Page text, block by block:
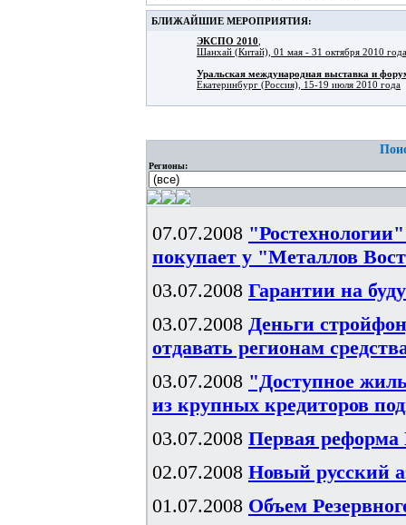
БЛИЖАЙШИЕ МЕРОПРИЯТИЯ:
ЭКСПО 2010
Шанхай (Китай), 01 мая - 31 октября 2010 года
Уральская международная выставка и
Екатеринбург (Россия), 15-19 июля 2010 года
Регионы:
07.07.2008
покупает у "Металлов
03.07.2008 Гарантии на
03.07.2008 Деньги
отдавать регионам
03.07.2008 "Доступное
из крупных кредиторов
03.07.2008 Первая реформа
02.07.2008 Новый русский
01.07.2008 Объем